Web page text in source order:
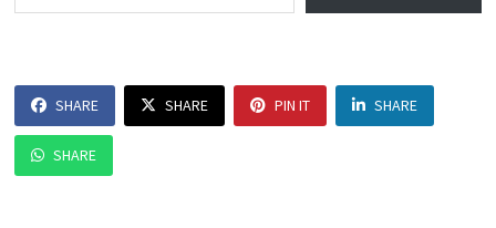
SHARE SHARE PIN IT SHARE
SHARE